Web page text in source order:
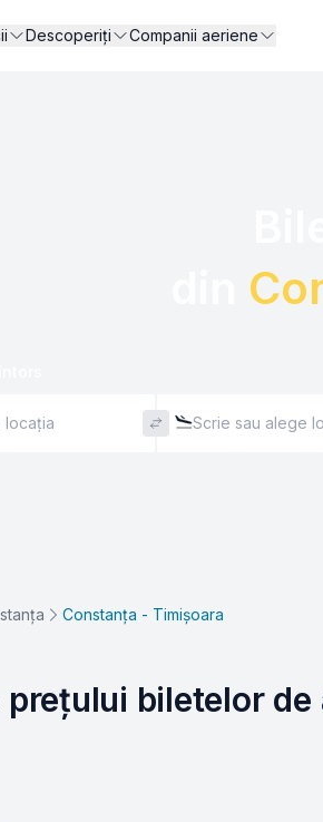
Descoperiți Companii aeriene
Constanța - Timișoara
prețului biletelor